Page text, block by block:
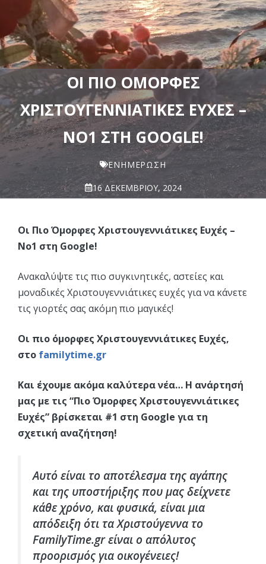
ΟΙ ΠΙΟ ΌΜΟΡΦΕΣ
ΧΡΙΣΤΟΥΓΕΝΝΙΆΤΙΚΕΣ ΕΥΧΈΣ –
ΝΟ1 ΣΤΗ GOOGLE!
ΕΝΗΜΈΡΩΣΗ
16 ΔΕΚΕΜΒΡΊΟΥ, 2024
Οι Πιο Όμορφες Χριστουγεννιάτικες Ευχές –
Νο1 στη Google!
Ανακαλύψτε τις πιο συγκινητικές, αστείες και
μοναδικές Χριστουγεννιάτικες ευχές για να κάνετε
τις γιορτές σας ακόμη πιο μαγικές!
Οι πιο όμορφες Χριστουγεννιάτικες Ευχές,
στο familytime.gr
Και έχουμε ακόμα καλύτερα νέα… Η ανάρτησή
μας με τις “Πιο Όμορφες Χριστουγεννιάτικες
Ευχές” βρίσκεται #1 στη Google για τη
σχετική αναζήτηση!
Αυτό είναι το αποτέλεσμα της αγάπης
και της υποστήριξης που μας δείχνετε
κάθε χρόνο, και φυσικά, είναι μια
απόδειξη ότι τα Χριστούγεννα το
FamilyTime.gr είναι ο απόλυτος
προορισμός για οικογένειες!